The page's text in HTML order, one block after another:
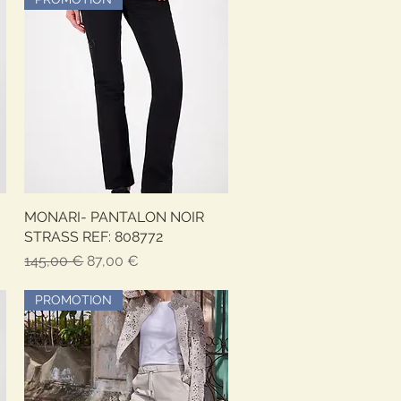
Быстрый просмотр
MONARI- PANTALON NOIR
STRASS REF: 808772
Обычная цена
145,00 € Цена со скидкой
87,00 €
PROMOTION